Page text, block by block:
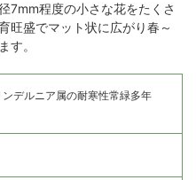
7mm程度の小さな花をたくさ
旺盛でマット状に広がり春～
す。
デルニア属の耐寒性常緑多年